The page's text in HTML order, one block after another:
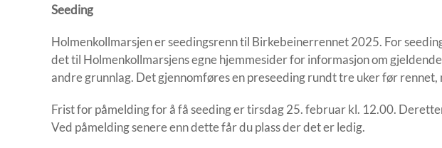
Seeding
Holmenkollmarsjen er seedingsrenn til Birkebeinerrennet 2025. For
det til Holmenkollmarsjens egne hjemmesider for informasjon om
andre grunnlag. Det gjennomføres en preseeding rundt tre uker før
Frist for påmelding for å få seeding er tirsdag 25. februar kl. 12.00.
Ved påmelding senere enn dette får du plass der det er ledig.